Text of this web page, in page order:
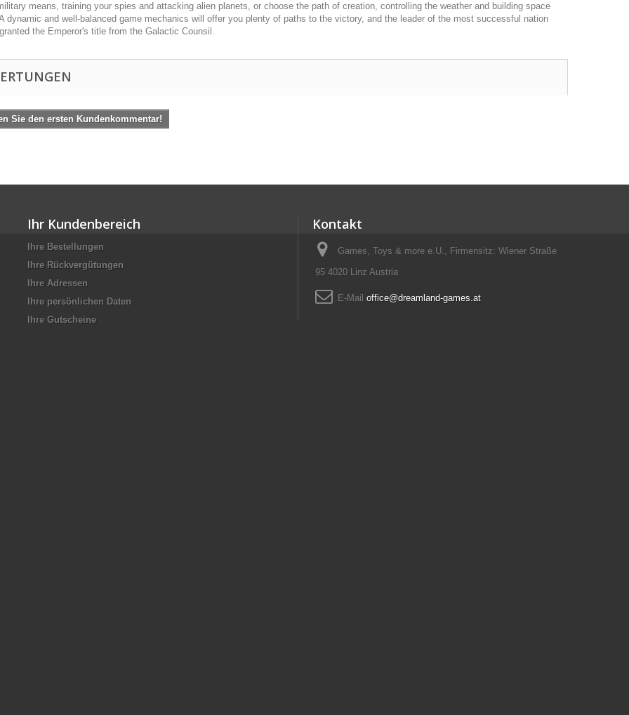
means, training your spies and attacking alien planets, or choose the path of creation, controlling the weather and building space
dynamic and well-balanced game mechanics will offer you plenty of paths to the victory, and the leader of the most successful nation
the Emperor's title from the Galactic Counsil.
Sie den ersten Kundenkommentar!
Ihr Kundenbereich
Ihre Bestellungen
Ihre Rückvergütungen
Ihre Adressen
Ihre persönlichen Daten
Ihre Gutscheine
Kontakt
Games, Toys & more e.U., Firmensitz: Wiener Straße
95 4020 Linz Austria
E-Mail office@dreamland-games.at